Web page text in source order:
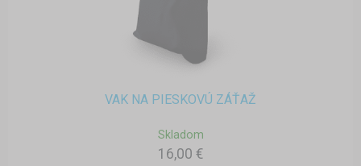
VAK NA PIESKOVÚ ZÁŤAŽ
Skladom
16,00 €